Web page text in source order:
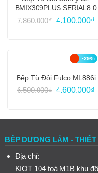
BMIX309PLUS SERIAL8.0
7.860.000₫ Giá
4.100.000₫
-29%
Bếp Từ Đôi Fulco ML886i
6.500.000₫ Giá
4.600.000₫
BẾP DƯƠNG LÂM -
Địa chỉ:
KIOT 104 toà M1B khu